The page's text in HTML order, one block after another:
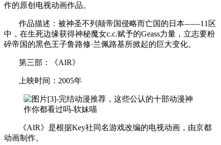
作的原创电视动画作品。
作品描述：被神圣不列颠帝国侵略而亡国的日本——11区
中，在生死边缘获得神秘魔女c.c.赋予的Geass力量，立志要粉
碎帝国的黑色王子鲁路修·兰佩路基所掀起的巨大变化。
第三部：《AIR》
上映时间：2005年
《AIR》是根据Key社同名游戏改编的电视动画，由京都
动画制作。